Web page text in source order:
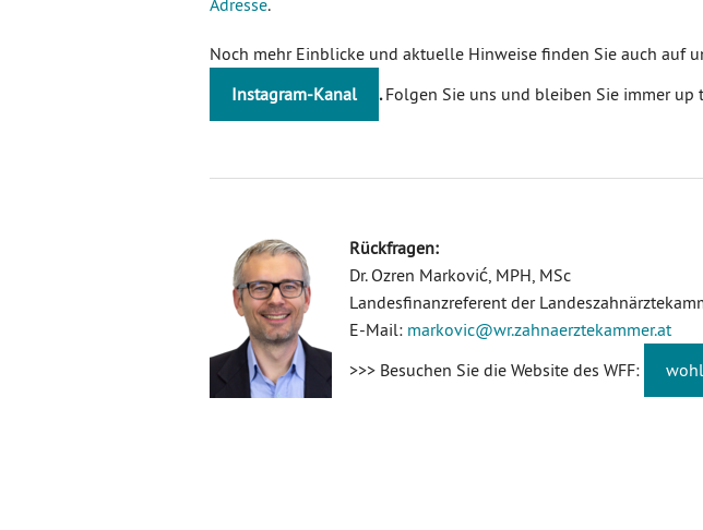
Noch mehr Einblicke und aktuelle Hinweise finden Sie auch auf
Instagram-Kanal
.Folgen Sie uns und bleiben Sie immer up
Rückfragen:
Dr. Ozren Marković, MPH, MSc
Landesfinanzreferent der
E-Mail: markovic@wr.zahnaerztekammer.at
>>> Besuchen Sie die Website des WFF: